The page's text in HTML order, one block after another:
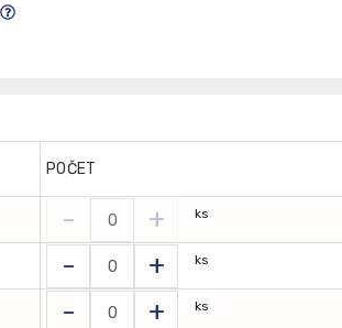
POČET
- + ks
- + ks
- + ks